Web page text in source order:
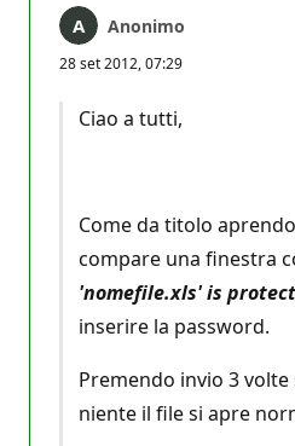
Anonimo
28 set 2012, 07:29
Ciao a tutti,
Come da titolo
compare una finestra
'nomefile.xls' is
inserire la password.
Premendo invio 3
niente il file si apre